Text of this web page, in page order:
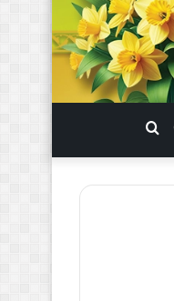
برای
تغییر
پوسته